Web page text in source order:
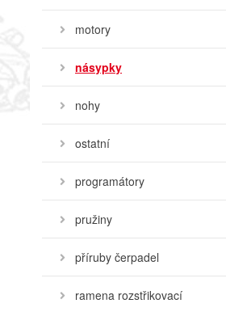
motory
násypky
nohy
ostatní
programátory
pružiny
příruby čerpadel
ramena rozstřikovací